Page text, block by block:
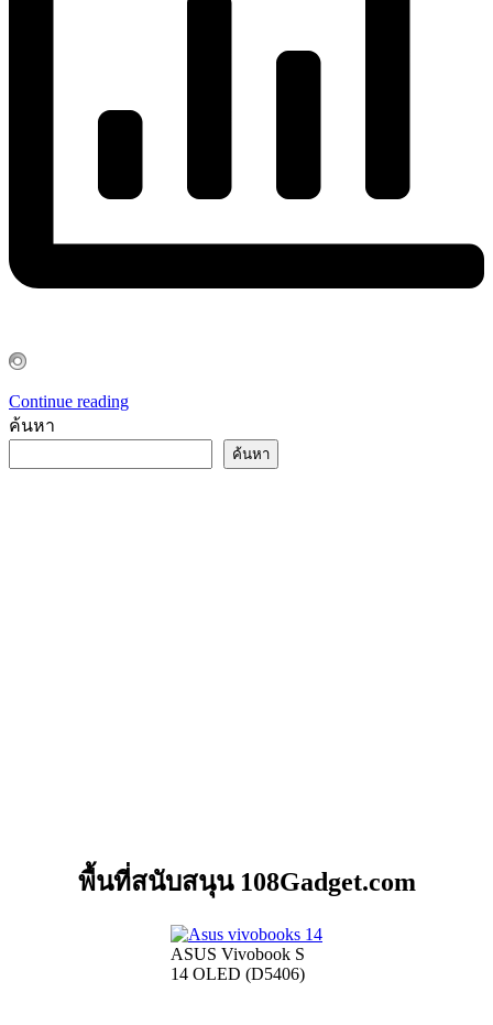
Continue reading
ค้นหา
ค้นหา
พื้นที่สนับสนุน 108Gadget.com
ASUS Vivobook S
14 OLED (D5406)